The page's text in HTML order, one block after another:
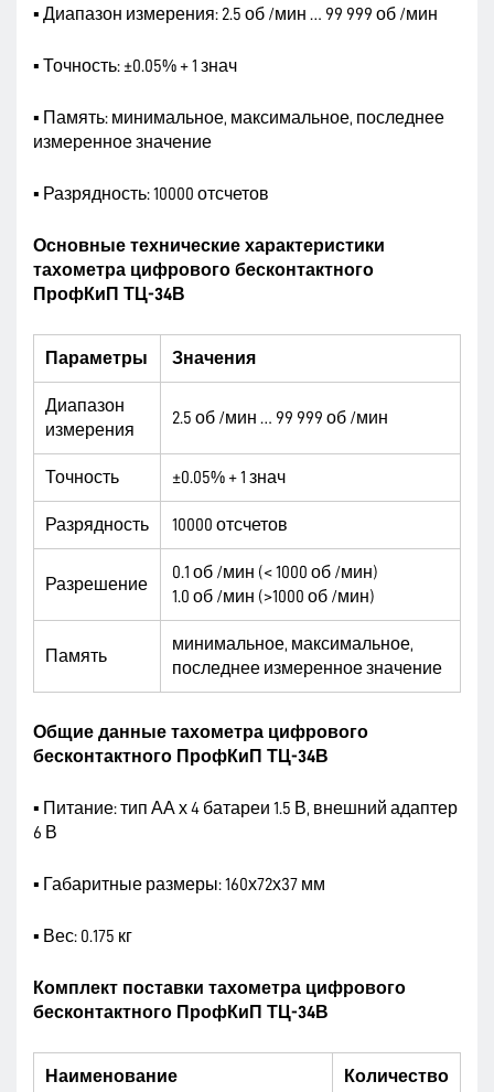
▪ Диапазон измерения: 2.5 об /мин … 99 999 об /мин
▪ Точность: ±0.05% + 1 знач
▪ Память: минимальное, максимальное, последнее
измеренное значение
▪ Разрядность: 10000 отсчетов
Основные технические характеристики
тахометра цифрового бесконтактного
ПрофКиП ТЦ-34В
Параметры Значения
Диапазон
измерения
2.5 об /мин … 99 999 об /мин
Точность ±0.05% + 1 знач
Разрядность 10000 отсчетов
Разрешение
0.1 об /мин (< 1000 об /мин)
1.0 об /мин (>1000 об /мин)
Память
минимальное, максимальное,
последнее измеренное значение
Общие данные тахометра цифрового
бесконтактного ПрофКиП ТЦ-34В
▪ Питание: тип АА х 4 батареи 1.5 В, внешний адаптер
6 В
▪ Габаритные размеры: 160х72х37 мм
▪ Вес: 0.175 кг
Комплект поставки тахометра цифрового
бесконтактного ПрофКиП ТЦ-34В
Наименование Количество